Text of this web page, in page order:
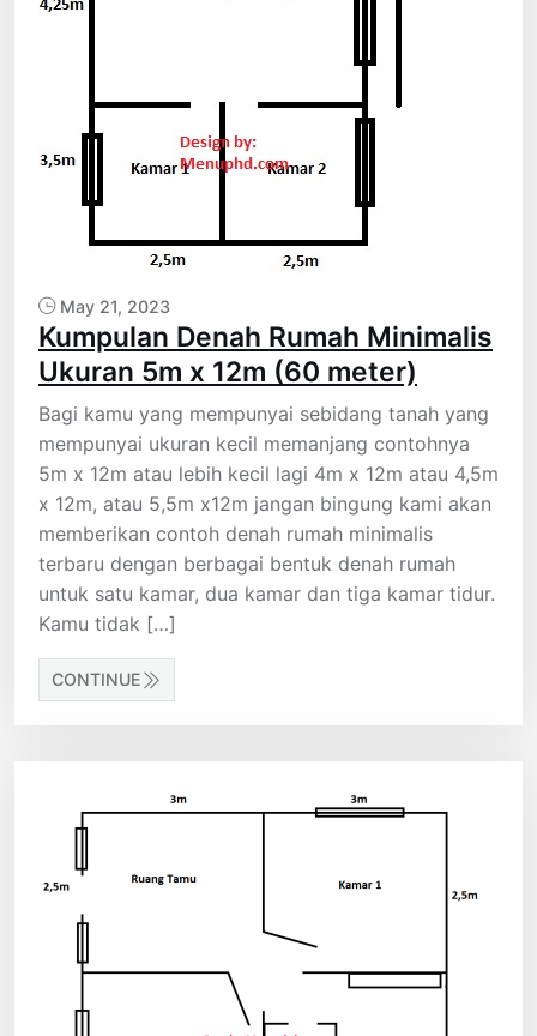
May 21, 2023
Kumpulan Denah Rumah Minimalis
Ukuran 5m x 12m (60 meter)
Bagi kamu yang mempunyai sebidang tanah yang
mempunyai ukuran kecil memanjang contohnya
5m x 12m atau lebih kecil lagi 4m x 12m atau 4,5m
x 12m, atau 5,5m x12m jangan bingung kami akan
memberikan contoh denah rumah minimalis
terbaru dengan berbagai bentuk denah rumah
untuk satu kamar, dua kamar dan tiga kamar tidur.
Kamu tidak […]
CONTINUE